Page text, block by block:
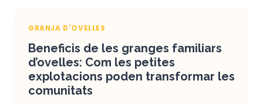
GRANJA D'OVELLES
Beneficis de les granges familiars
d’ovelles: Com les petites
explotacions poden transformar les
comunitats